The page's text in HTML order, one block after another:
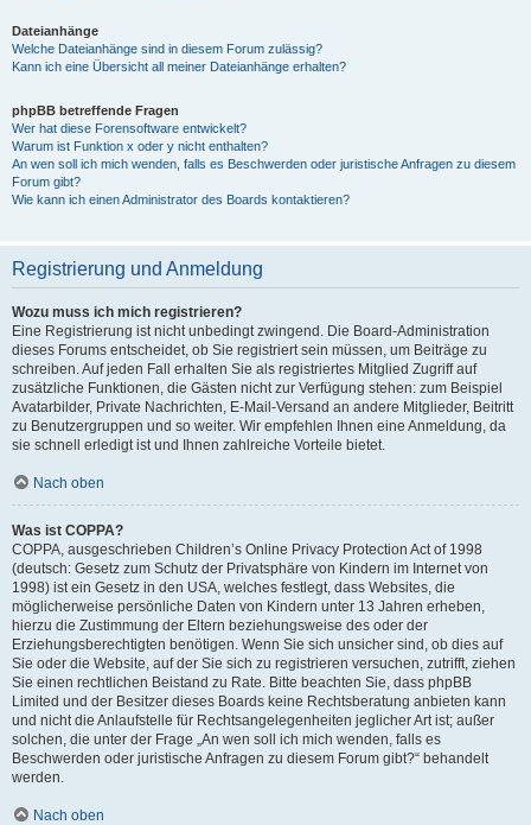
Dateianhänge
Welche Dateianhänge sind in diesem Forum zulässig?
Kann ich eine Übersicht all meiner Dateianhänge erhalten?
phpBB betreffende Fragen
Wer hat diese Forensoftware entwickelt?
Warum ist Funktion x oder y nicht enthalten?
An wen soll ich mich wenden, falls es Beschwerden oder juristische Anfragen zu diesem
Forum gibt?
Wie kann ich einen Administrator des Boards kontaktieren?
Registrierung und Anmeldung
Wozu muss ich mich registrieren?
Eine Registrierung ist nicht unbedingt zwingend. Die Board-Administration
dieses Forums entscheidet, ob Sie registriert sein müssen, um Beiträge zu
schreiben. Auf jeden Fall erhalten Sie als registriertes Mitglied Zugriff auf
zusätzliche Funktionen, die Gästen nicht zur Verfügung stehen: zum Beispiel
Avatarbilder, Private Nachrichten, E-Mail-Versand an andere Mitglieder, Beitritt
zu Benutzergruppen und so weiter. Wir empfehlen Ihnen eine Anmeldung, da
sie schnell erledigt ist und Ihnen zahlreiche Vorteile bietet.
Nach oben
Was ist COPPA?
COPPA, ausgeschrieben Children’s Online Privacy Protection Act of 1998
(deutsch: Gesetz zum Schutz der Privatsphäre von Kindern im Internet von
1998) ist ein Gesetz in den USA, welches festlegt, dass Websites, die
möglicherweise persönliche Daten von Kindern unter 13 Jahren erheben,
hierzu die Zustimmung der Eltern beziehungsweise des oder der
Erziehungsberechtigten benötigen. Wenn Sie sich unsicher sind, ob dies auf
Sie oder die Website, auf der Sie sich zu registrieren versuchen, zutrifft, ziehen
Sie einen rechtlichen Beistand zu Rate. Bitte beachten Sie, dass phpBB
Limited und der Besitzer dieses Boards keine Rechtsberatung anbieten kann
und nicht die Anlaufstelle für Rechtsangelegenheiten jeglicher Art ist; außer
solchen, die unter der Frage „An wen soll ich mich wenden, falls es
Beschwerden oder juristische Anfragen zu diesem Forum gibt?“ behandelt
werden.
Nach oben